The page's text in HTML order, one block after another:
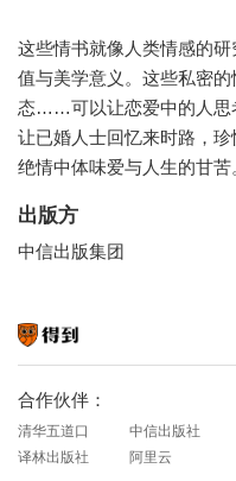
这些情书就像人类情感的
值与美学意义。这些私密
态……可以让恋爱中的人思
让已婚人士回忆来时路，珍
绝情中体味爱与人生的甘苦
出版方
中信出版集团
合作伙伴：
清华五道口 中信出版社
译林出版社
阿里云